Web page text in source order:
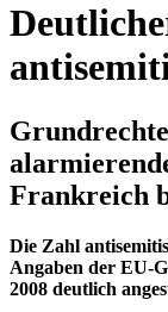
Frankreich
Die Zahl
Angaben der EU-
2008 deutlich